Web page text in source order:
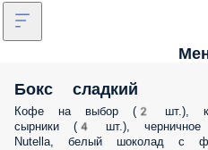
Бокс сладкий
Кофе на выбор (2 шт.), крепа,
черничное варенье, сметана,
фундуком, клубника, вафельные